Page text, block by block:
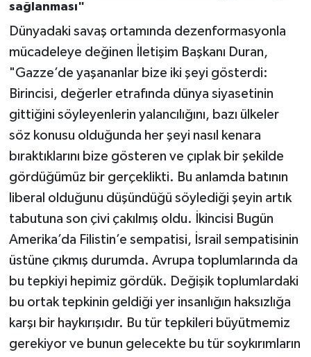
sağlanması"
Dünyadaki savaş ortamında dezenformasyonla
mücadeleye değinen İletişim Başkanı Duran,
"Gazze’de yaşananlar bize iki şeyi gösterdi:
Birincisi, değerler etrafında dünya siyasetinin
gittiğini söyleyenlerin yalancılığını, bazı ülkeler
söz konusu olduğunda her şeyi nasıl kenara
bıraktıklarını bize gösteren ve çıplak bir şekilde
gördüğümüz bir gerçeklikti. Bu anlamda batının
liberal olduğunu düşündüğü söylediği şeyin artık
tabutuna son çivi çakılmış oldu. İkincisi Bugün
Amerika’da Filistin’e sempatisi, İsrail sempatisinin
üstüne çıkmış durumda. Avrupa toplumlarında da
bu tepkiyi hepimiz gördük. Değişik toplumlardaki
bu ortak tepkinin geldiği yer insanlığın haksızlığa
karşı bir haykırışıdır. Bu tür tepkileri büyütmemiz
gerekiyor ve bunun gelecekte bu tür soykırımların